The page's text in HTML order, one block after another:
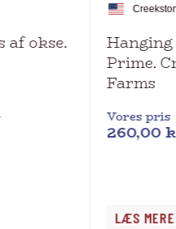
af okse.
Hanging
Prime.
Farms
Vores pris
260,00
Dette
LÆS MERE